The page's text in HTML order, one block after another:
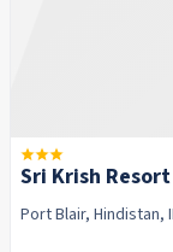
Sri Krish Resort
Port Blair, Hindistan,